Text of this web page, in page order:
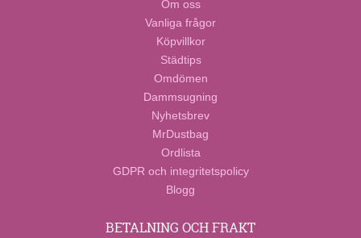
Om oss
Vanliga frågor
Köpvillkor
Städtips
Omdömen
Dammsugning
Nyhetsbrev
MrDustbag
Ordlista
GDPR och integritetspolicy
Blogg
BETALNING OCH FRAKT